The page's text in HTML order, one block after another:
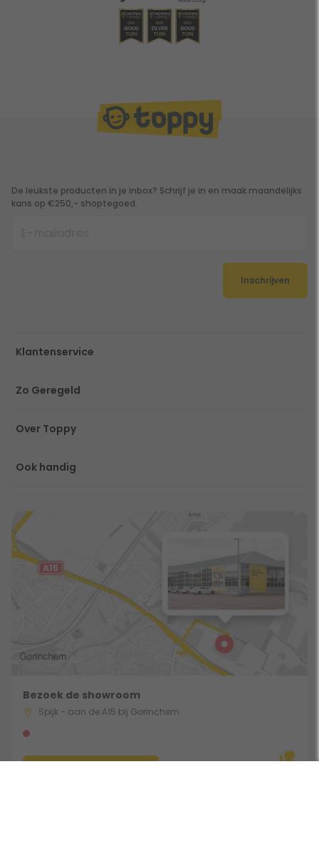
De leukste producten in je inbox? Schrijf je in en maak maandelijks
kans op €250,- shoptegoed.
Inschrijven
Klantenservice
Zo Geregeld
Over Toppy
Ook handig
Bezoek de showroom
Spijk - aan de A15 bij Gorinchem